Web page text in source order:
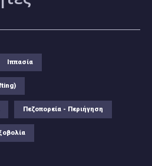
Ιππασία
Πεζοπορεία - Περιήγηση